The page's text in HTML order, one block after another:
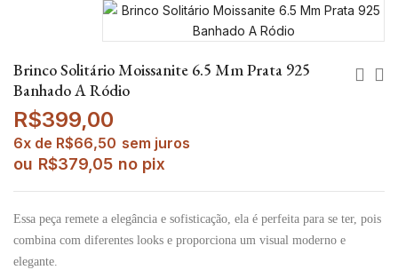
Brinco Solitário Moissanite 6.5 Mm Prata 925
Banhado A Ródio
R$399,00
6x de R$66,50 sem juros
ou R$379,05 no pix
Essa peça remete a elegância e sofisticação, ela é perfeita para se ter, pois
combina com diferentes looks e proporciona um visual moderno e
elegante.